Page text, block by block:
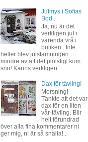
Julmys i Sofias
Bod...
Ja, nu är det
verkligen jul i
varenda vrå i
butiken.. Inte
heller blev julstämningen
mindre av att det plötsligt kom
snö! Känns verkligen ...
Dax för tävling!
Morsning!
Tänkte att det var
dax för en liten
vår-tävling. Blir
helt förundrad
över alla fina kommentarer ni
ger mig, ni är så snälla!...